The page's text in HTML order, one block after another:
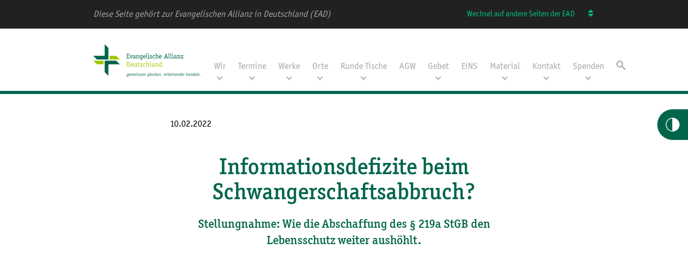
Diese Seite gehört zur Evangelischen Allianz in Deutschland (EAD) Wechsel auf andere Seiten der EAD
Wir Termine Werke Orte Runde Tische AGW Gebet EiNS Material Kontakt Spenden
10.02.2022
Informationsdefizite beim
Schwangerschaftsabbruch?
Stellungnahme: Wie die Abschaffung des § 219a StGB den
Lebensschutz weiter aushöhlt.